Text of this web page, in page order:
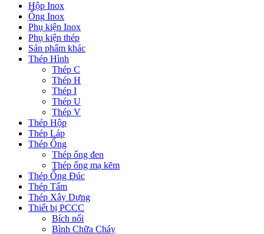
Hộp Inox
Ống Inox
Phụ kiện Inox
Phụ kiện thép
Sản phẩm khác
Thép Hình
Thép C
Thép H
Thép I
Thép U
Thép V
Thép Hộp
Thép Láp
Thép Ống
Thép ống đen
Thép ống mạ kẽm
Thép Ống Đúc
Thép Tấm
Thép Xây Dựng
Thiết bị PCCC
Bích nối
Bình Chữa Cháy